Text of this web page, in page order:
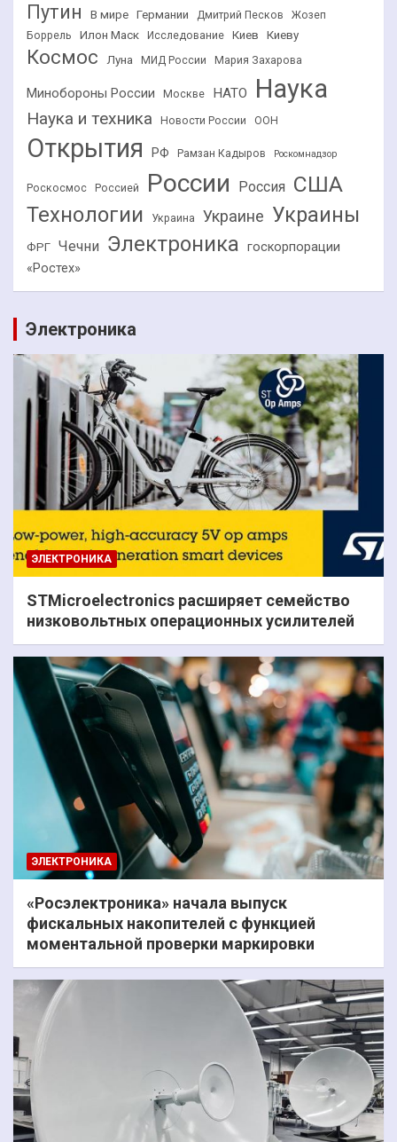
Путин
В мире Германии Дмитрий Песков
Жозеп
Боррель
Илон Маск Исследование Киев Киеву
Космос Луна МИД России Мария Захарова
Минобороны России Москве НАТО Наука
Наука и техника Новости России ООН
Открытия РФ Рамзан Кадыров Роскомнадзор
Роскосмос Россией России Россия США
Технологии Украина Украине Украины
ФРГ Чечни Электроника госкорпорации
«Ростех»
Электроника
ЭЛЕКТРОНИКА
STMicroelectronics расширяет семейство
низковольтных операционных усилителей
ЭЛЕКТРОНИКА
«Росэлектроника» начала выпуск
фискальных накопителей с функцией
моментальной проверки маркировки